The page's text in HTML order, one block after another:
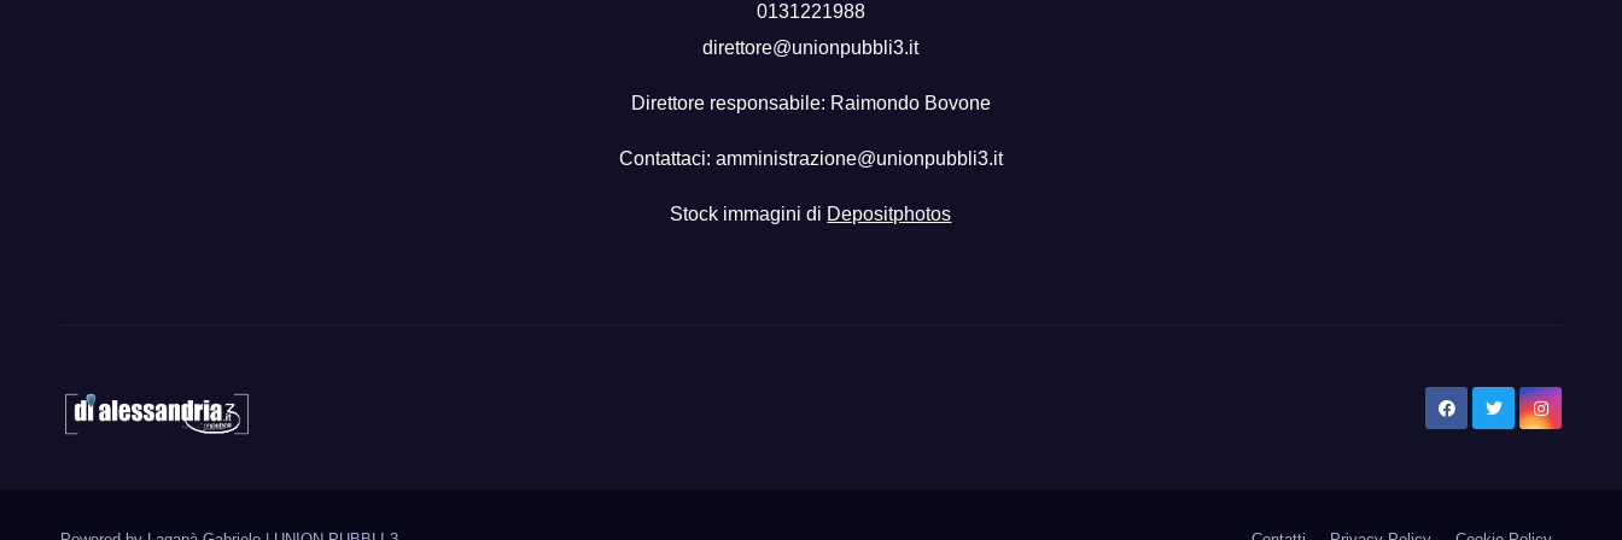
0131221988
direttore@unionpubbli3.it
Direttore responsabile: Raimondo Bovone
Contattaci: amministrazione@unionpubbli3.it
Stock immagini di Depositphotos